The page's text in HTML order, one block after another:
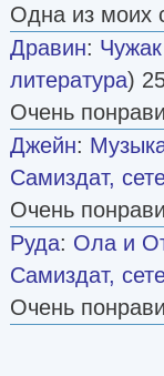
Одна из моих
Дравин:
литература)
Очень
Джейн:
Самиздат,
Очень
Руда: Ола и
Самиздат,
Очень